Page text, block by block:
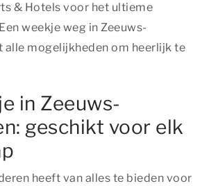
& Hotels voor het ultieme
weekje weg in Zeeuws-
alle mogelijkheden om heerlijk te
in Zeeuws-
geschikt voor elk
heeft van alles te bieden voor